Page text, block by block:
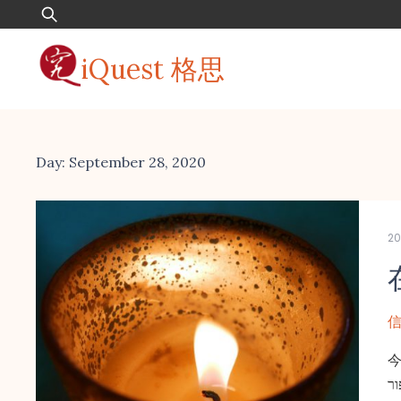
to
content
Search
for:
iQuest 格思
Day: September 28, 2020